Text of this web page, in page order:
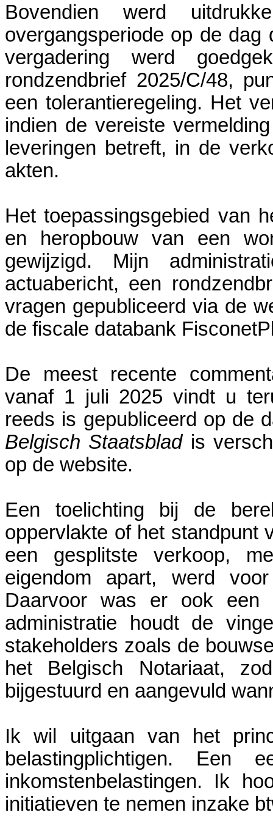
Bovendien werd
overgangsperiode op de
vergadering werd
rondzendbrief 2025/C/48,
een tolerantieregeling. Het
indien de vereiste
leveringen betreft, in de
akten.
Het toepassingsgebied van
en heropbouw van een
gewijzigd. Mijn
actuabericht, een
vragen gepubliceerd via de
de fiscale databank
De meest recente
vanaf 1 juli 2025 vindt u
reeds is gepubliceerd op de
Belgisch Staatsbladis
op de website.
Een toelichting bij de
oppervlakte of het standpunt
een gesplitste verkoop,
eigendom apart, werd
Daarvoor was er ook een
administratie houdt de
stakeholders zoals de
het Belgisch Notariaat,
bijgestuurd en aangevuld
Ik wil uitgaan van het
belastingplichtigen.
inkomstenbelastingen. Ik
initiatieven te nemen inzake